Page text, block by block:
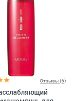
Отзывы (6)